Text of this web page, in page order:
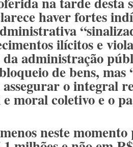
haver fortes
ilícitos e
administração
de bens,
o integral
moral coletivo e o
neste